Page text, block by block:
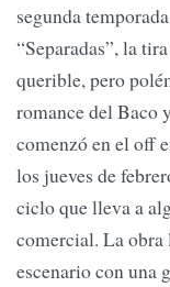
segunda
“Separadas”, la
querible, pero
romance del Baco
comenzó en el off
los jueves de
ciclo que lleva a
comercial. La
escenario con una